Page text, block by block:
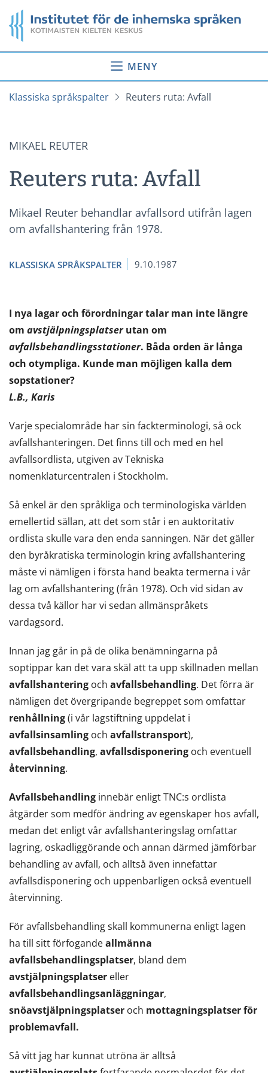
till
innehåll
Startsida
MENY
Klassiska språkspalter Reuters ruta: Avfall
MIKAEL REUTER
Reuters ruta: Avfall
Mikael Reuter behandlar avfallsord utifrån lagen
om avfallshantering från 1978.
KLASSISKA SPRÅKSPALTER 9.10.1987
I nya lagar och förordningar talar man inte längre
om avstjälpningsplatserutan om
avfallsbehandlingsstationer. Båda orden är långa
och otympliga. Kunde man möjligen kalla dem
sopstationer?
L.B., Karis
Varje specialområde har sin fackterminologi, så ock
avfallshanteringen. Det finns till och med en hel
avfallsordlista, utgiven av Tekniska
nomenklaturcentralen i Stockholm.
Så enkel är den språkliga och terminologiska världen
emellertid sällan, att det som står i en auktoritativ
ordlista skulle vara den enda sanningen. När det gäller
den byråkratiska terminologin kring avfallshantering
måste vi nämligen i första hand beakta termerna i vår
lag om avfallshantering (från 1978). Och vid sidan av
dessa två källor har vi sedan allmänspråkets
vardagsord.
Innan jag går in på de olika benämningarna på
soptippar kan det vara skäl att ta upp skillnaden mellan
avfallshantering och avfallsbehandling. Det förra är
nämligen det övergripande begreppet som omfattar
renhållning(i vår lagstiftning uppdelat i
avfallsinsamling och avfallstransport),
avfallsbehandling, avfallsdisponering och eventuell
återvinning.
Avfallsbehandling innebär enligt TNC:s ordlista
åtgärder som medför ändring av egenskaper hos avfall,
medan det enligt vår avfallshanteringslag omfattar
lagring, oskadliggörande och annan därmed jämförbar
behandling av avfall, och alltså även innefattar
avfallsdisponering och uppenbarligen också eventuell
återvinning.
För avfallsbehandling skall kommunerna enligt lagen
ha till sitt förfogandeallmänna
avfallsbehandlingsplatser, bland dem
avstjälpningsplatser eller
avfallsbehandlingsanläggningar,
snöavstjälpningsplatser och mottagningsplatser för
problemavfall.
Så vitt jag har kunnat utröna är alltså